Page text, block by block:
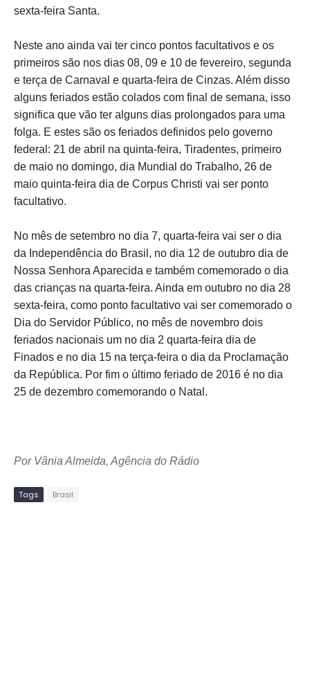
sexta-feira Santa.
Neste ano ainda vai ter cinco pontos facultativos e os
primeiros são nos dias 08, 09 e 10 de fevereiro, segunda
e terça de Carnaval e quarta-feira de Cinzas. Além disso
alguns feriados estão colados com final de semana, isso
significa que vão ter alguns dias prolongados para uma
folga. E estes são os feriados definidos pelo governo
federal: 21 de abril na quinta-feira, Tiradentes, primeiro
de maio no domingo, dia Mundial do Trabalho, 26 de
maio quinta-feira dia de Corpus Christi vai ser ponto
facultativo.
No mês de setembro no dia 7, quarta-feira vai ser o dia
da Independência do Brasil, no dia 12 de outubro dia de
Nossa Senhora Aparecida e também comemorado o dia
das crianças na quarta-feira. Ainda em outubro no dia 28
sexta-feira, como ponto facultativo vai ser comemorado o
Dia do Servidor Público, no mês de novembro dois
feriados nacionais um no dia 2 quarta-feira dia de
Finados e no dia 15 na terça-feira o dia da Proclamação
da República. Por fim o último feriado de 2016 é no dia
25 de dezembro comemorando o Natal.
Por Vânia Almeida, Agência do Rádio
Tags Brasil